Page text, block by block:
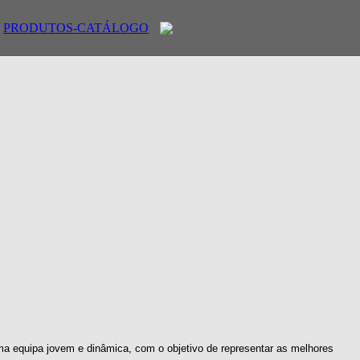
PRODUTOS-CATÁLOGO
equipa jovem e dinâmica, com o objetivo de representar as melhores